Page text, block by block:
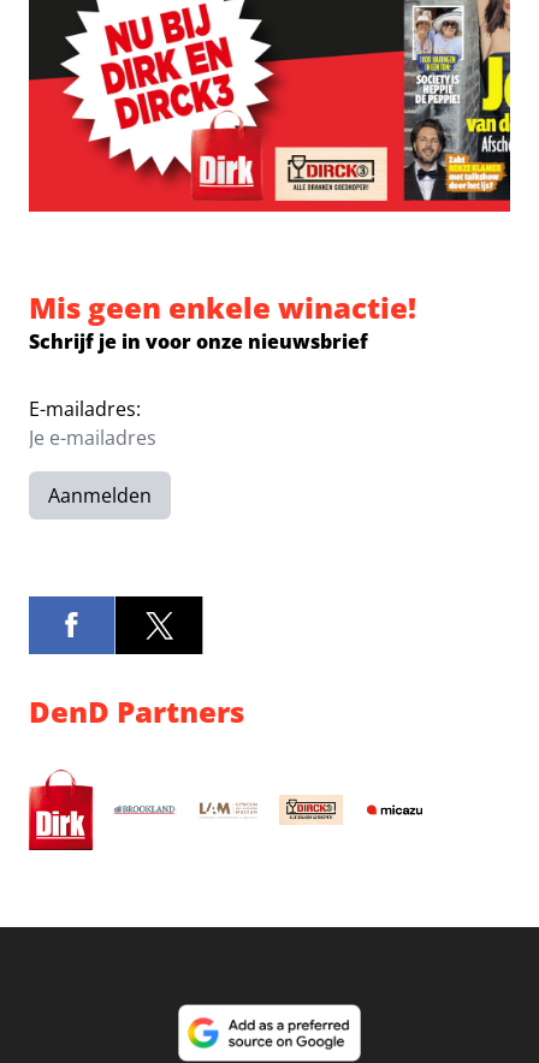
Mis geen enkele winactie!
Schrijf je in voor onze nieuwsbrief
E-mailadres:
Aanmelden
DenD Partners